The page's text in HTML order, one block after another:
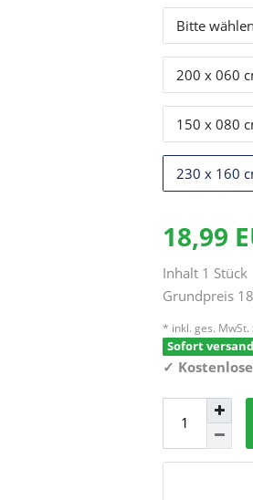
Bitte wählen
200 x 060
150 x 080
230 x 160
18,99
Inhalt 1 Stück
Grundpreis
* inkl. ges. MwSt.
Sofort
✓